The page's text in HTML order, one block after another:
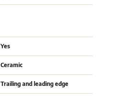
Yes
Ceramic
Trailing and leading edge